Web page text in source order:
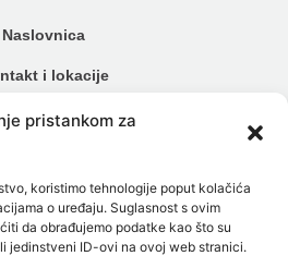
pristankom za
koristimo tehnologije poput kolačića
o uređaju. Suglasnost s ovim
da obrađujemo podatke kao što su
jedinstveni ID-ovi na ovoj web stranici.
Naslovnica
i lokacije
Cjenik
plaćanja
testovi
testovi